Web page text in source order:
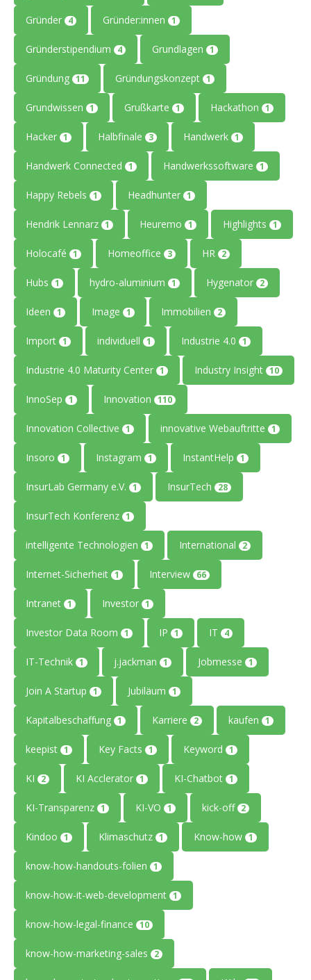
Gründer 4 Gründer:innen 1
Gründerstipendium 4 Grundlagen 1
Gründung 11 Gründungskonzept 1
Grundwissen 1 Grußkarte 1 Hackathon 1
Hacker 1 Halbfinale 3 Handwerk 1
Handwerk Connected 1 Handwerkssoftware 1
Happy Rebels 1 Headhunter 1
Hendrik Lennarz 1 Heuremo 1 Highlights 1
Holocafé 1 Homeoffice 3 HR 2
Hubs 1 hydro-aluminium 1 Hygenator 2
Ideen 1 Image 1 Immobilien 2
Import 1 individuell 1 Industrie 4.0 1
Industrie 4.0 Maturity Center 1 Industry Insight 10
InnoSep 1 Innovation 110
Innovation Collective 1 innovative Webauftritte 1
Insoro 1 Instagram 1 InstantHelp 1
InsurLab Germany e.V. 1 InsurTech 28
InsurTech Konferenz 1
intelligente Technologien 1 International 2
Internet-Sicherheit 1 Interview 66
Intranet 1 Investor 1
Investor Data Room 1 IP 1 IT 4
IT-Technik 1 j.jackman 1 Jobmesse 1
Join A Startup 1 Jubiläum 1
Kapitalbeschaffung 1 Karriere 2 kaufen 1
keepist 1 Key Facts 1 Keyword 1
KI 2 KI Acclerator 1 KI-Chatbot 1
KI-Transparenz 1 KI-VO 1 kick-off 2
Kindoo 1 Klimaschutz 1 Know-how 1
know-how-handouts-folien 1
know-how-it-web-development 1
know-how-legal-finance 10
know-how-marketing-sales 2